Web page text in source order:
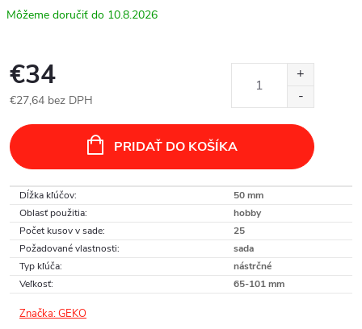
10.8.2026
€34
€27,64 bez DPH
cena:
PRIDAŤ DO KOŠÍKA
Dĺžka kľúčov:
50 mm
Oblasť použitia:
hobby
Počet kusov v sade:
25
Požadované vlastnosti:
sada
Typ kľúča:
nástrčné
Veľkosť: 65-101 mm
Značka:GEKO